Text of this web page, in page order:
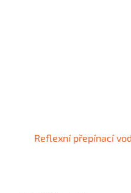
Reflexní přepínací